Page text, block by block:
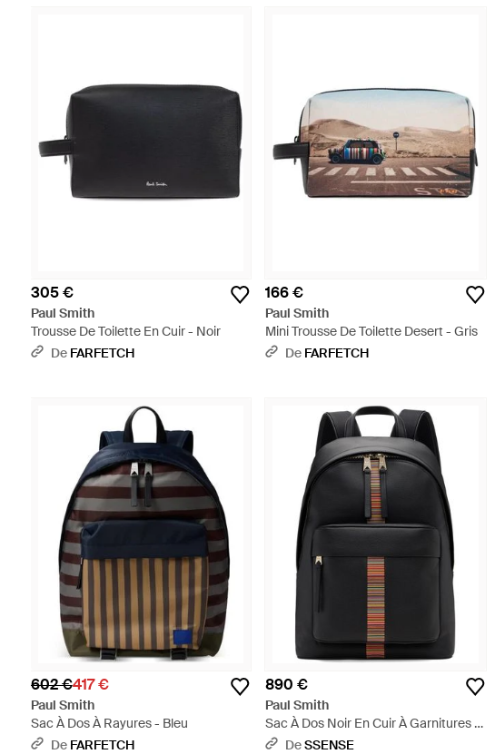
305 €
Paul Smith
Trousse De Toilette En Cuir - Noir
De FARFETCH
166 €
Paul Smith
Mini Trousse De Toilette Desert - Gris
De FARFETCH
602 €417 €
Paul Smith
Sac À Dos À Rayures - Bleu
De FARFETCH
890 €
Paul Smith
Sac À Dos Noir En Cuir À Garnitures À
Rayures Emblématiques - Noir
DeSSENSE